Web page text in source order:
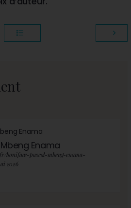
Enama
boniface-pascal-mbeng-enama-
- 22 mai 2026